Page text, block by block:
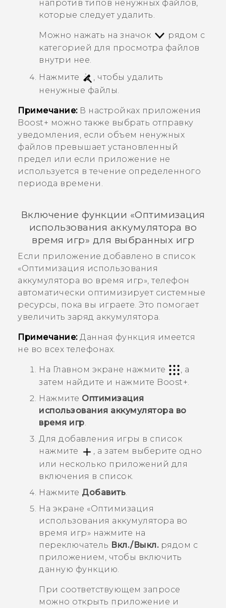
напротив типов ненужных файлов,
которые следует удалить.
Можно нажать на значок
рядом с
категорией для просмотра файлов
внутри нее.
Нажмите
, чтобы удалить
ненужные файлы.
Примечание:В настройках приложения
Boost+ можно также выбрать отправку
уведомления, если объем ненужных
файлов превышает установленный
предел или если приложение не
используется в течение определенного
периода времени.
Включение функции «Оптимизация
использования аккумулятора во
время игр» для выбранных игр
Если приложение добавлено в список
«Оптимизация использования
аккумулятора во время игр», телефон
автоматически оптимизирует системные
ресурсы, пока вы играете. Это помогает
увеличить заряд аккумулятора.
Примечание:Данная функция имеется
не во всех телефонах.
На Главном экране нажмите
, а
затем найдите и нажмите Boost+.
Нажмите Оптимизация
использования аккумулятора во
время игр.
Для добавления игры в список
нажмите
, а затем выберите одно
или несколько приложений для
включения в список.
Нажмите Добавить
На экране «Оптимизация
использования аккумулятора во
время игр» нажмите на
переключатель Вкл./Выкл.рядом с
приложением, чтобы включить
данную функцию.
При соответствующем запросе
можно открыть приложение и